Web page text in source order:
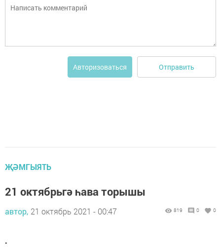
Авторизоваться Отправить
ҖӘМГЫЯТЬ
21 октябрьгә һава торышы
автор, 21 октябрь 2021 - 00:47 819 0 0
.